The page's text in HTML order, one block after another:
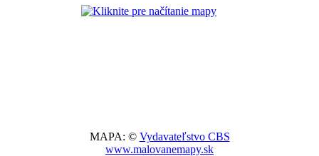
MAPA: © Vydavateľstvo CBS
www.malovanemapy.sk